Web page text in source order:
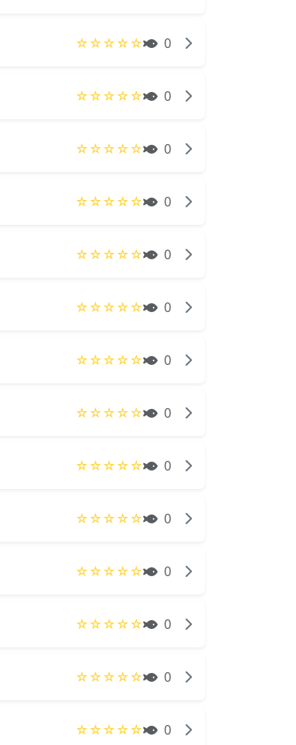
☆☆☆☆☆ 0
☆☆☆☆☆ 0
☆☆☆☆☆ 0
☆☆☆☆☆ 0
☆☆☆☆☆ 0
☆☆☆☆☆ 0
☆☆☆☆☆ 0
☆☆☆☆☆ 0
☆☆☆☆☆ 0
☆☆☆☆☆ 0
☆☆☆☆☆ 0
☆☆☆☆☆ 0
☆☆☆☆☆ 0
☆☆☆☆☆ 0